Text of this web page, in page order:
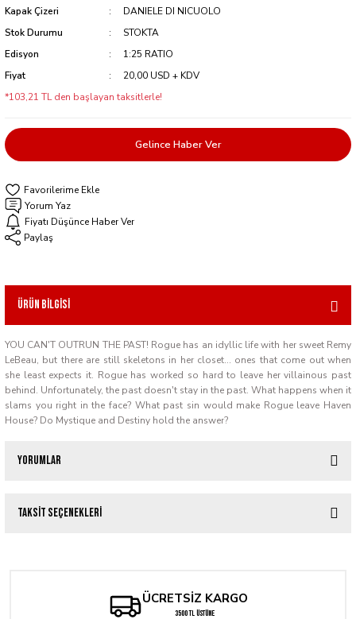
Kapak Çizeri
DANIELE DI NICUOLO
Stok Durumu
STOKTA
Edisyon
1:25 RATIO
Fiyat
20,00 USD + KDV
*103,21 TL den başlayan taksitlerle!
Gelince Haber Ver
Yorum Yaz
Fiyatı Düşünce Haber Ver
Paylaş
Ürün Bilgisi
YOU CAN'T OUTRUN THE PAST! Rogue has an idyllic life with her sweet Remy
LeBeau, but there are still skeletons in her closet... ones that come out when
she least expects it. Rogue has worked so hard to leave her villainous past
behind. Unfortunately, the past doesn't stay in the past. What happens when it
slams you right in the face? What past sin would make Rogue leave Haven
House? Do Mystique and Destiny hold the answer?
Yorumlar
Taksit Seçenekleri
ÜCRETSİZ KARGO
3500 TL ÜSTÜNE